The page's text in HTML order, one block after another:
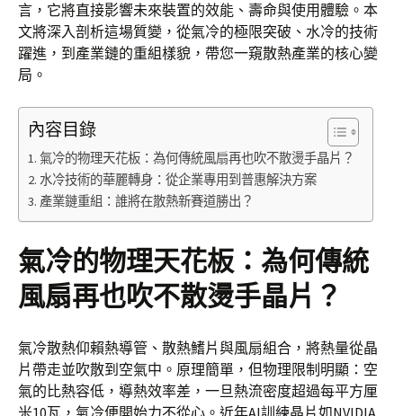
言，它將直接影響未來裝置的效能、壽命與使用體驗。本
文將深入剖析這場質變，從氣冷的極限突破、水冷的技術
躍進，到產業鏈的重組樣貌，帶您一窺散熱產業的核心變
局。
內容目錄
氣冷的物理天花板：為何傳統風扇再也吹不散燙手晶片？
水冷技術的華麗轉身：從企業專用到普惠解決方案
產業鏈重組：誰將在散熱新賽道勝出？
氣冷的物理天花板：為何傳統
風扇再也吹不散燙手晶片？
氣冷散熱仰賴熱導管、散熱鰭片與風扇組合，將熱量從晶
片帶走並吹散到空氣中。原理簡單，但物理限制明顯：空
氣的比熱容低，導熱效率差，一旦熱流密度超過每平方厘
米10瓦，氣冷便開始力不從心。近年AI訓練晶片如NVIDIA